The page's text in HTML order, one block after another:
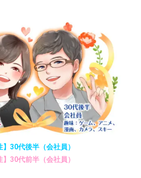
】30代後半（会社員）
】30代前半（会社員）